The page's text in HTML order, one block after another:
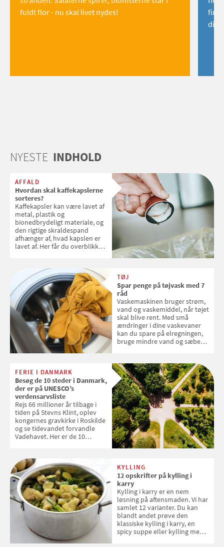
fuldt flor - nu skal livet nydes!
find
dig!
NYESTE INDHOLD
AFFALD
Hvordan skal kaffekapslerne
sorteres?
Kaffekapsler kan være lavet af
metal, plastik og
bionedbrydeligt materiale, og
den rigtige skraldespand
afhænger af, hvad kapslen er
lavet af. Her får du overblikket
TØJ
Spar penge på tøjvask med 7
råd
Vaskemaskinen bruger strøm,
vand og vaskemiddel, når tøjet
skal blive rent. Med små
ændringer i dine vaskevaner
kan du spare på elregningen,
bruge mindre vand og sæbe
enkle råd til at spare penge på
tøjvasken
FERIE I DANMARK
Besøg de 10 steder i Danmark,
der er på UNESCO’s
verdensarvsliste
Rejs 66 millioner år tilbage i
tiden på Stevns Klint, oplev
kongernes gravkirke i Roskilde
og se tidevandet forvandle
Vadehavet. Her er de 10
KYLLING
12 opskrifter på kylling i
karry
Kylling i karry er en nem
løsning på aftensmaden. Vi har
samlet 12 varianter. Du kan
blandt andet prøve den
klassiske kylling i karry, en
spicy suppe eller kylling med